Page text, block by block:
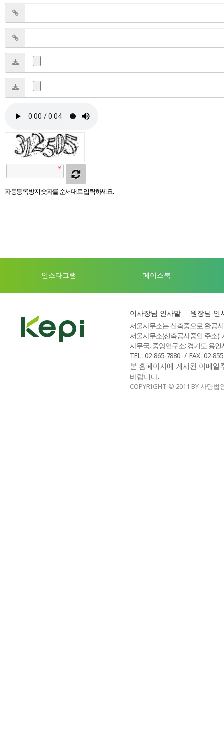
자동등록방지 숫자를 순서대로 입력하세요.
인스타그램 페이스북
이사장님 인사말
원장님 인
서울사무소는 신축중으로 완공
서울사무소(신축공사중인 주소
사무국, 중앙연구소: 경기도 용
TEL : 02-865-7880
FAX : 02-
본 홈페이지에 게시된 이메
바랍니다.
COPYRIGHT © 2011 BY 사단법